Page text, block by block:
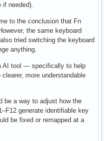
needed).
to the conclusion that Fn
the same keyboard
tried switching the keyboard
anything.
AI tool — specifically to help
more understandable
be a way to adjust how the
generate identifiable key
be fixed or remapped at a